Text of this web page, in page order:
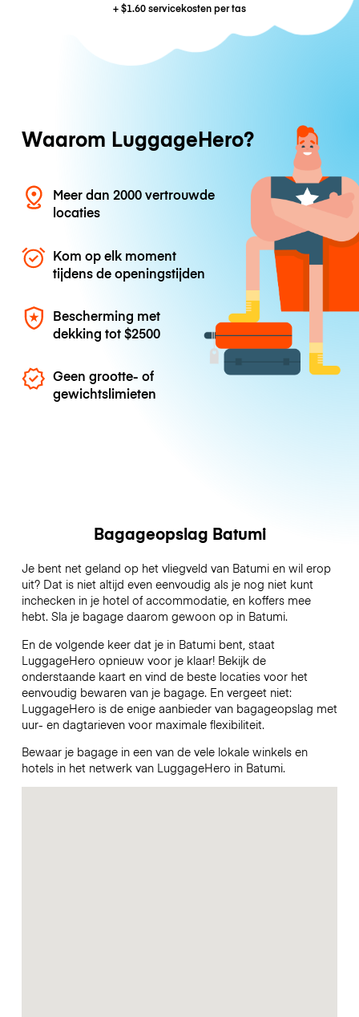
+$1.60servicekosten per tas
Waarom LuggageHero?
Meer dan 2000 vertrouwde
locaties
Kom op elk moment
tijdens de openingstijden
Bescherming met
dekking tot$2500
Geen grootte- of
gewichtslimieten
Bagageopslag Batumi
Je bent net geland op het vliegveld van Batumi en wil erop
uit? Dat is niet altijd even eenvoudig als je nog niet kunt
inchecken in je hotel of accommodatie, en koffers mee
hebt. Sla je bagage daarom gewoon op in Batumi.
En de volgende keer dat je in Batumi bent, staat
LuggageHero opnieuw voor je klaar! Bekijk de
onderstaande kaart en vind de beste locaties voor het
eenvoudig bewaren van je bagage. En vergeet niet:
LuggageHero is de enige aanbieder van bagageopslag met
uur- en dagtarieven voor maximale flexibiliteit.
Bewaar je bagage in een van de vele lokale winkels en
hotels in het netwerk van LuggageHero in Batumi.